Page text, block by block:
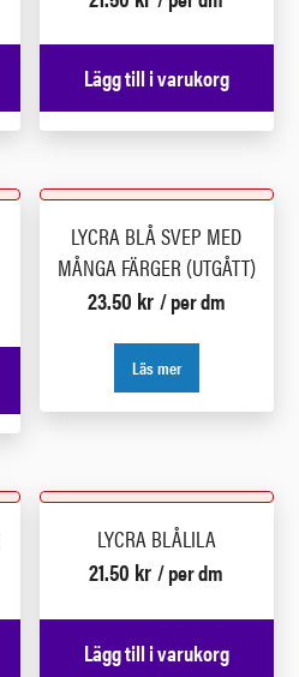
Lägg till i varukorg
LYCRA BLÅ SVEP MED
MÅNGA FÄRGER (UTGÅTT)
23.50 kr / per dm
Läs mer
LYCRA BLÅLILA
21.50 kr / per dm
Lägg till i varukorg